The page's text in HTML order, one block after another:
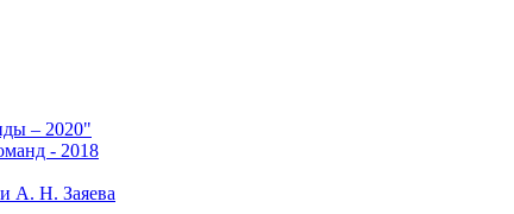
– 2020"
- 2018
А. Н. Заяева